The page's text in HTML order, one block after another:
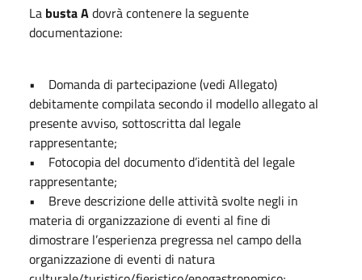
La busta Adovrà contenere la seguente
documentazione:
• Domanda di partecipazione (vedi Allegato)
debitamente compilata secondo il modello allegato al
presente avviso, sottoscritta dal legale
rappresentante;
• Fotocopia del documento d’identità del legale
rappresentante;
• Breve descrizione delle attività svolte negli in
materia di organizzazione di eventi al fine di
dimostrare l’esperienza pregressa nel campo della
organizzazione di eventi di natura